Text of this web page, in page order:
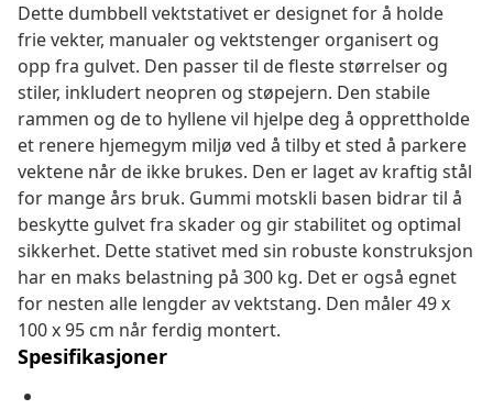
Dette dumbbell vektstativet er designet for å holde
frie vekter, manualer og vektstenger organisert og
opp fra gulvet. Den passer til de fleste størrelser og
stiler, inkludert neopren og støpejern. Den stabile
rammen og de to hyllene vil hjelpe deg å opprettholde
et renere hjemegym miljø ved å tilby et sted å parkere
vektene når de ikke brukes. Den er laget av kraftig stål
for mange års bruk. Gummi motskli basen bidrar til å
beskytte gulvet fra skader og gir stabilitet og optimal
sikkerhet. Dette stativet med sin robuste konstruksjon
har en maks belastning på 300 kg. Det er også egnet
for nesten alle lengder av vektstang. Den måler 49 x
100 x 95 cm når ferdig montert.
Spesifikasjoner